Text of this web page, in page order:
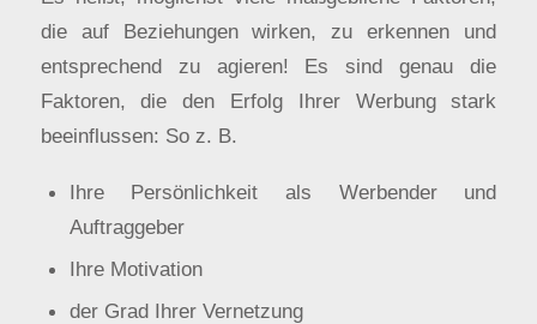
die auf Beziehungen wirken, zu erkennen und
entsprechend zu agieren! Es sind genau die
Faktoren, die den Erfolg Ihrer Werbung stark
beeinflussen: So z. B.
Ihre Persönlichkeit als Werbender und
Auftraggeber
Ihre Motivation
der Grad Ihrer Vernetzung